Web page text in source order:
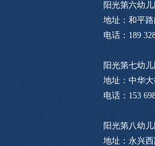
阳光第六幼儿
地址：和平
电话：189
阳光第七幼儿
地址：中华
电话：153
阳光第八幼儿
地址：永兴